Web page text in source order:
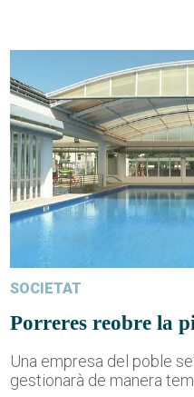
SOCIETAT
Porreres reobre la
Una empresa del poble
gestionarà de manera